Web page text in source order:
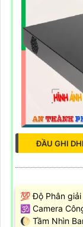
ĐẦU GHI
💯 Độ Phân giải
🕉️ Camera
🌔 Tầm Nhìn